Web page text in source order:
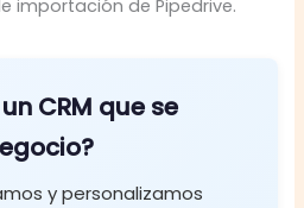
importación de Pipedrive.
CRM que se
y personalizamos